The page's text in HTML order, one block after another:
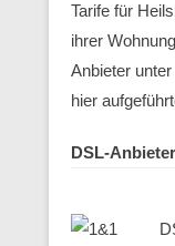
Tarife für
ihrer
Anbieter
hier
DSL-